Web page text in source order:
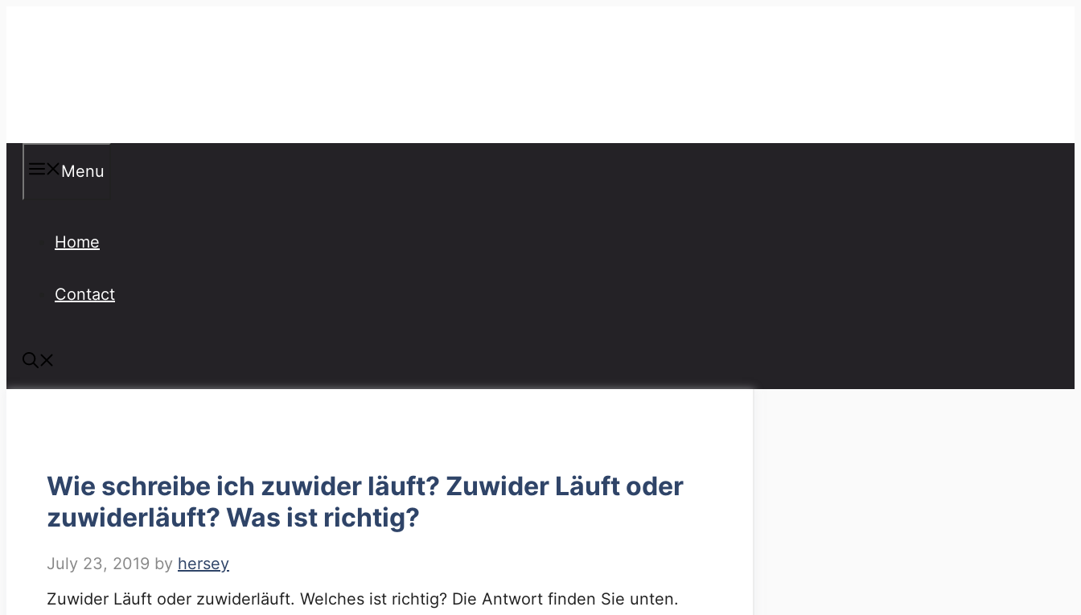
Menu
Home
Contact
Wie schreibe ich zuwider läuft? Zuwider Läuft oder
zuwiderläuft? Was ist richtig?
July 23, 2019 by hersey
Zuwider Läuft oder zuwiderläuft. Welches ist richtig? Die Antwort finden Sie unten.